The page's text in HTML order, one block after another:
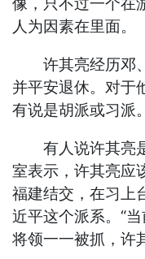
像，只不过一个在
人为因素在里面。
许其亮经历邓、
并平安退休。对于
有说是胡派或习派。
有人说许其亮是
室表示，许其亮应
福建结交，在习上
近平这个派系。“
将领一一被抓，许